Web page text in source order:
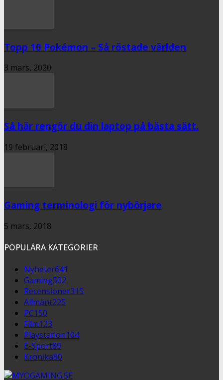
Topp 10 Pokémon – Så röstade världen
3 mars, 2020
Så här rengör du din laptop på bästa sätt.
19 februari, 2018
Gaming terminologi för nybörjare
5 mars, 2018
POPULÄRA KATEGORIER
Nyheter641
Gaming502
Recensioner315
Allmänt225
PC150
Film123
Playstation104
E-Sport89
Krönika80